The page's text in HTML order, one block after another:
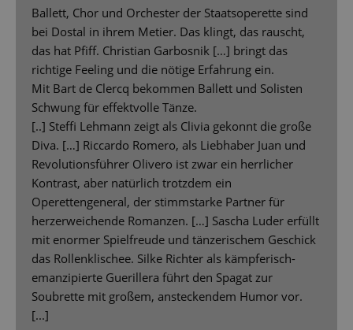
Ballett, Chor und Orchester der Staatsoperette sind
bei Dostal in ihrem Metier. Das klingt, das rauscht,
das hat Pfiff. Christian Garbosnik […] bringt das
richtige Feeling und die nötige Erfahrung ein.
Mit Bart de Clercq bekommen Ballett und Solisten
Schwung für effektvolle Tänze.
[..] Steffi Lehmann zeigt als Clivia gekonnt die große
Diva. […] Riccardo Romero, als Liebhaber Juan und
Revolutionsführer Olivero ist zwar ein herrlicher
Kontrast, aber natürlich trotzdem ein
Operettengeneral, der stimmstarke Partner für
herzerweichende Romanzen. […] Sascha Luder erfüllt
mit enormer Spielfreude und tänzerischem Geschick
das Rollenklischee. Silke Richter als kämpferisch-
emanzipierte Guerillera führt den Spagat zur
Soubrette mit großem, ansteckendem Humor vor.
[...]